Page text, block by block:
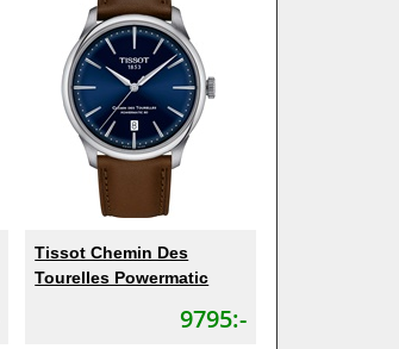
Tissot Chemin Des
Tourelles Powermatic
9795:-